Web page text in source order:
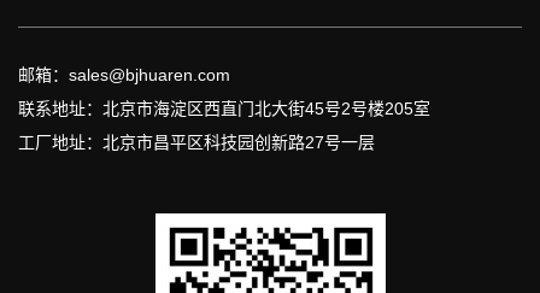
邮箱：sales@bjhuaren.com
联系地址：北京市海淀区西直门北大街45号2号楼205室
工厂地址：北京市昌平区科技园创新路27号一层